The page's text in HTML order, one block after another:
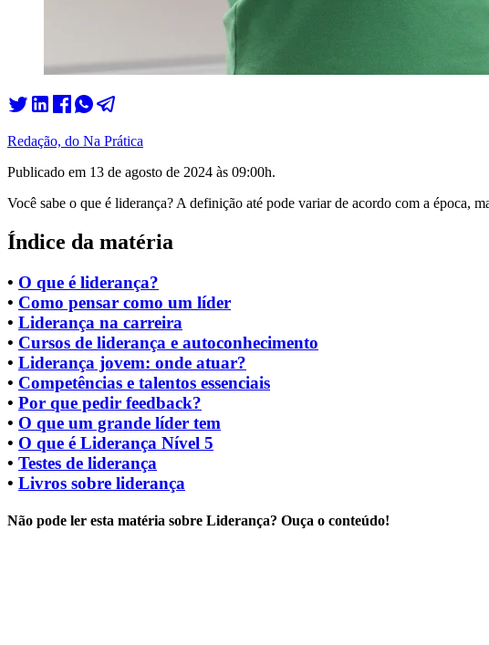
Redação, do Na Prática
Publicado em 13 de agosto de 2024 às 09:00h.
Você sabe o que é liderança? A definição até pode variar de acordo com a época,
Índice da matéria
• O que é liderança?
• Como pensar como um líder
• Liderança na carreira
• Cursos de liderança e autoconhecimento
• Liderança jovem: onde atuar?
• Competências e talentos essenciais
• Por que pedir feedback?
• O que um grande líder tem
• O que é Liderança Nível 5
• Testes de liderança
• Livros sobre liderança
Não pode ler esta matéria sobre Liderança? Ouça o conteúdo!